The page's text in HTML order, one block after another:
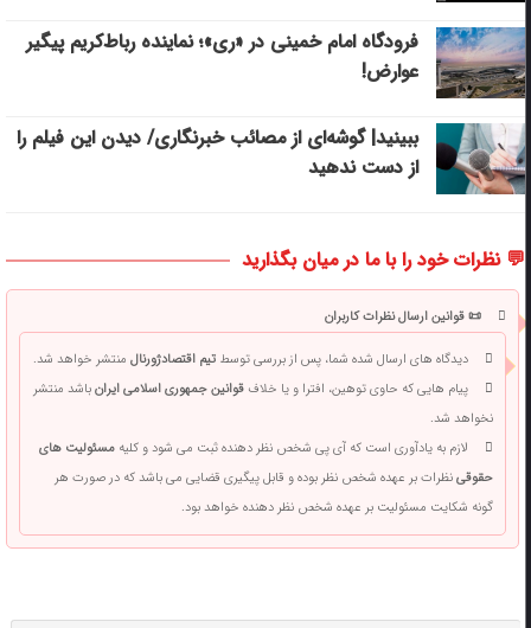
فرودگاه امام خمینی در «ری»؛ نماینده رباط‌کریم پیگیر
عوارض!
ببینید| گوشه‌ای از مصائب خبرنگاری/ دیدن این فیلم را
از دست ندهید
💬 نظرات خود را با ما در میان بگذارید
📜 قوانین ارسال نظرات کاربران
دیدگاه های ارسال شده شما، پس از بررسی توسطتیم اقتصادژورنالمنتشر خواهد شد.
پیام هایی که حاوی توهین، افترا و یا خلافقوانین جمهوری اسلامی ایرانباشد منتشر
نخواهد شد.
لازم به یادآوری است که آی پی شخص نظر دهنده ثبت می شود و کلیهمسئولیت های
حقوقینظرات بر عهده شخص نظر بوده و قابل پیگیری قضایی می باشد که در صورت هر
گونه شکایت مسئولیت بر عهده شخص نظر دهنده خواهد بود.